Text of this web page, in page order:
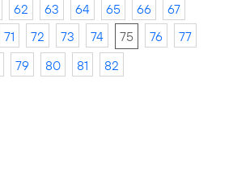
62 63 64 65 66
67
71 72 73 74 75 76
77
79 80 81 82